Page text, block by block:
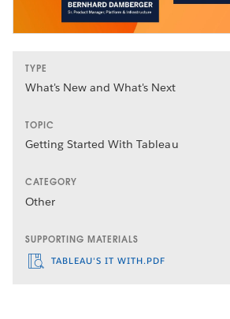
TYPE
What's New and What's Next
TOPIC
Getting Started With Tableau
CATEGORY
Other
SUPPORTING MATERIALS
TABLEAU'S IT WITH.PDF